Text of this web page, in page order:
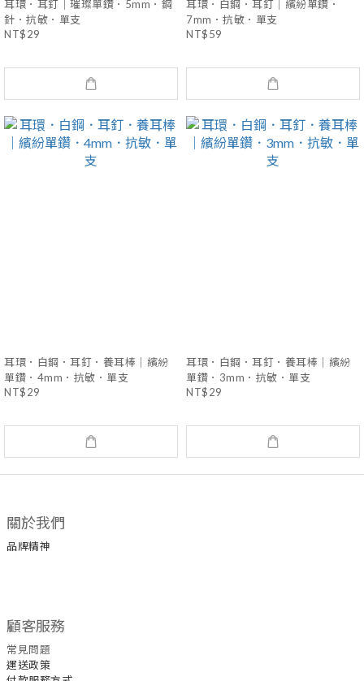
耳環．耳釘｜璀璨單鑽．5mm．鋼
針．抗敏．單支
NT$29
耳環．白鋼．耳釘｜繽紛單鑽．
7mm．抗敏．單支
NT$59
耳環．白鋼．耳釘．養耳棒｜繽紛
單鑽．4mm．抗敏．單支
NT$29
耳環．白鋼．耳釘．養耳棒｜繽紛
單鑽．3mm．抗敏．單支
NT$29
關於我們
品牌精神
顧客服務
常見問題
運送政策